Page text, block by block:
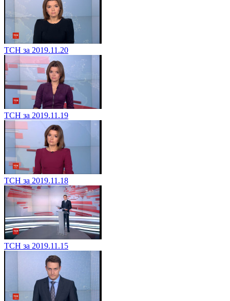
ТСН за 2019.11.20
ТСН за 2019.11.19
ТСН за 2019.11.18
ТСН за 2019.11.15